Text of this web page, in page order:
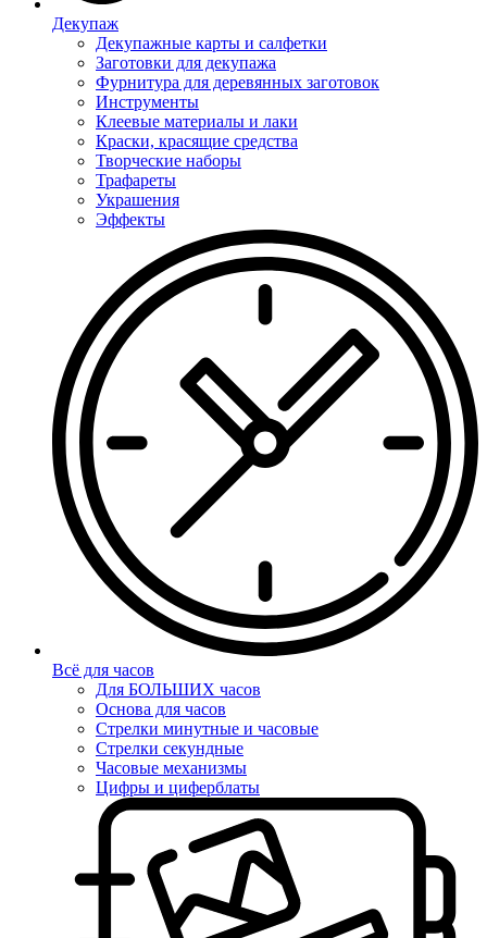
Декупаж
Декупажные карты и салфетки
Заготовки для декупажа
Фурнитура для деревянных заготовок
Инструменты
Клеевые материалы и лаки
Краски, красящие средства
Творческие наборы
Трафареты
Украшения
Эффекты
Всё для часов
Для БОЛЬШИХ часов
Основа для часов
Стрелки минутные и часовые
Стрелки секундные
Часовые механизмы
Цифры и циферблаты